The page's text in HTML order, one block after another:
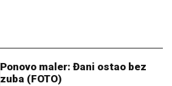
Ponovo maler: Đani ostao bez
zuba (FOTO)